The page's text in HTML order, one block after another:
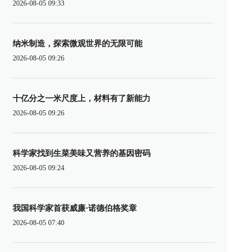
2026-08-05 09:33
纳米制造，探索微观世界的无限可能
2026-08-05 09:26
十亿分之一米尺度上，材料有了新能力
2026-08-05 09:26
科学家找到生菜美味又营养的基因密码
2026-08-05 09:24
我国科学家首获威廉·诺德伯格奖章
2026-08-05 07:40